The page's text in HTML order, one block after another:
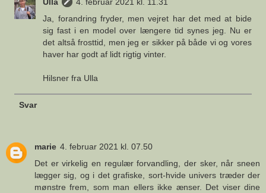
Ja, forandring fryder, men vejret har det med at bide
sig fast i en model over længere tid synes jeg. Nu er
det altså frosttid, men jeg er sikker på både vi og vores
haver har godt af lidt rigtig vinter.
Hilsner fra Ulla
Svar
marie 4. februar 2021 kl. 07.50
Det er virkelig en regulær forvandling, der sker, når sneen
lægger sig, og i det grafiske, sort-hvide univers træder der
mønstre frem, som man ellers ikke ænser. Det viser dine